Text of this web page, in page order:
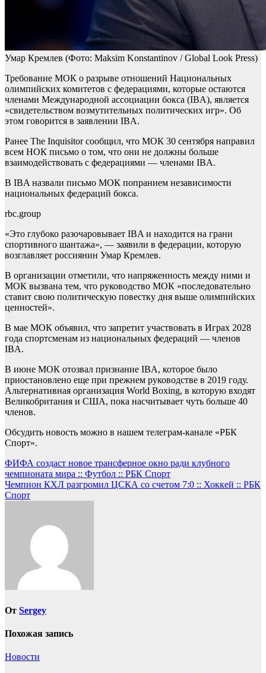
Умар Кремлев (Фото: Maksim Konstantinov / Global Look Press)
Требование МОК о разрыве отношений Национальных
олимпийских комитетов с федерациями, которые остаются
членами Международной ассоциации бокса (IBA), является
«свидетельством возмутительных политических игр». Об
этом говорится в заявлении IBA.
Ранее The Inquisitor сообщил, что МОК 30 сентября направил
всем НОК письмо о том, что они не должны больше
взаимодействовать с федерациями — членами IBA.
В IBA назвали письмо МОК попранием независимости
национальных федераций бокса.
rbc.group
«Это глубоко разочаровывает IBA и находится на грани
спортивного шантажа», — заявили в федерации, которую
возглавляет россиянин Умар Кремлев.
В организации отметили, что напряженность между ними и
МОК вызвана тем, что руководство МОК «последовательно
ставит свою политическую повестку дня выше олимпийских
ценностей».
В мае МОК объявил, что запретит участвовать в Играх 2028
года спортсменам из национальных федераций — членов
IBA.
В июне МОК отозвал признание IBA, которое было
приостановлено еще при прежнем руководстве в 2019 году.
Альтернативная организация World Boxing, в которую входят
Великобритания и США, пока насчитывает чуть больше 40
членов.
Обсудить новость можно в нашем телеграм-канале «РБК
Спорт».
Навигация
по
записям
ФИФА создаст новое трансферное окно ради клубного
чемпионата мира :: Футбол :: РБК Спорт
Чемпион КХЛ разгромил ЦСКА со счетом 7:0 :: Хоккей :: РБК
Спорт
От Sergey
Похожая запись
Новости